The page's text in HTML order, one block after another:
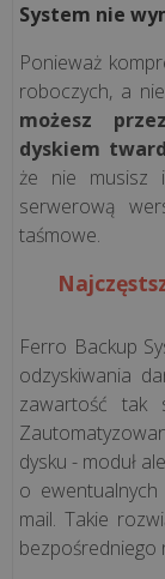
Systemy
dla
gastronomii
Rodzaje
gastronomii
Rozwiązania
hotelowe
Terminal
płatniczy
Vela
CMS
Jednolity
System nie
Ponieważ
roboczych, a
możesz
dyskiem
że nie musisz
serwerową
taśmowe.
Ferro Backup
odzyskiwania
zawartość tak
dysku - moduł
o
mail. Takie
bezpośredniego